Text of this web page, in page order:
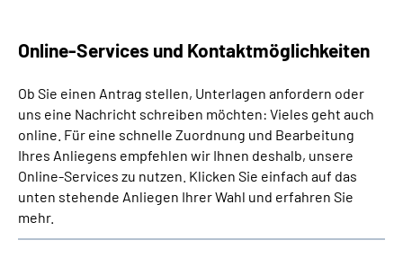
Über uns
Inhalte in Gebärdensprache (DGS)
Leichte Sprache
Suche
Online-Services und Kontaktmöglichkeiten
Ob Sie einen Antrag stellen, Unterlagen anfordern oder
uns eine Nachricht schreiben möchten: Vieles geht auch
online. Für eine schnelle Zuordnung und Bearbeitung
Ihres Anliegens empfehlen wir Ihnen deshalb, unsere
Online-Services zu nutzen. Klicken Sie einfach auf das
unten stehende Anliegen Ihrer Wahl und erfahren Sie
mehr.